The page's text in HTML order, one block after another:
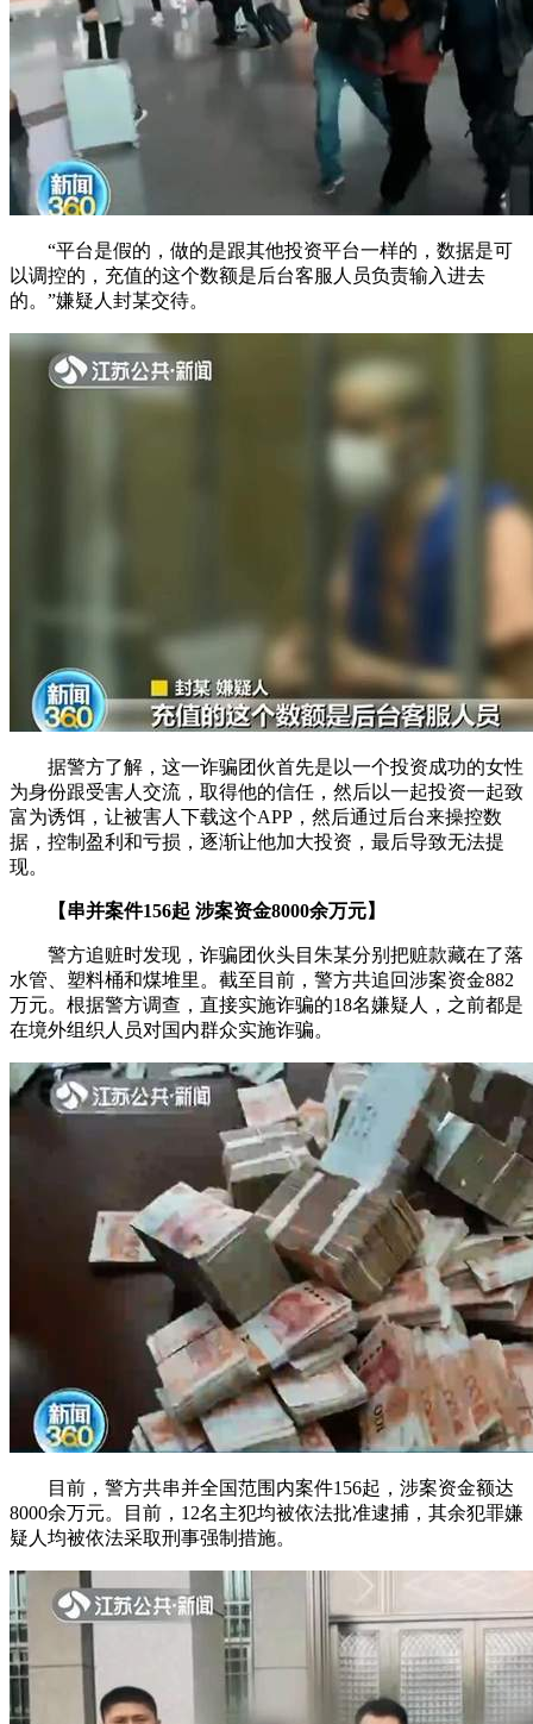
“平台是假的，做的是跟其他投资平台一样的，数据是可
以调控的，充值的这个数额是后台客服人员负责输入进去
的。”嫌疑人封某交待。
据警方了解，这一诈骗团伙首先是以一个投资成功的女性
为身份跟受害人交流，取得他的信任，然后以一起投资一起致
富为诱饵，让被害人下载这个APP，然后通过后台来操控数
据，控制盈利和亏损，逐渐让他加大投资，最后导致无法提
现。
【串并案件156起 涉案资金8000余万元】
警方追赃时发现，诈骗团伙头目朱某分别把赃款藏在了落
水管、塑料桶和煤堆里。截至目前，警方共追回涉案资金882
万元。根据警方调查，直接实施诈骗的18名嫌疑人，之前都是
在境外组织人员对国内群众实施诈骗。
目前，警方共串并全国范围内案件156起，涉案资金额达
8000余万元。目前，12名主犯均被依法批准逮捕，其余犯罪嫌
疑人均被依法采取刑事强制措施。